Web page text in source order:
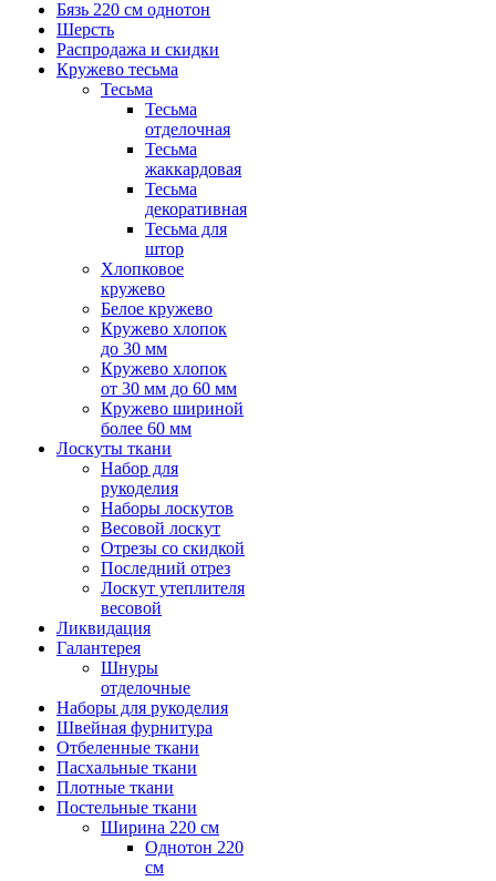
Бязь 220 см однотон
Шерсть
Распродажа и скидки
Кружево тесьма
Тесьма
Тесьма
отделочная
Тесьма
жаккардовая
Тесьма
декоративная
Тесьма для
штор
Хлопковое
кружево
Белое кружево
Кружево хлопок
до 30 мм
Кружево хлопок
от 30 мм до 60 мм
Кружево шириной
более 60 мм
Лоскуты ткани
Набор для
рукоделия
Наборы лоскутов
Весовой лоскут
Отрезы со скидкой
Последний отрез
Лоскут утеплителя
весовой
Ликвидация
Галантерея
Шнуры
отделочные
Наборы для рукоделия
Швейная фурнитура
Отбеленные ткани
Пасхальные ткани
Плотные ткани
Постельные ткани
Ширина 220 см
Однотон 220
см